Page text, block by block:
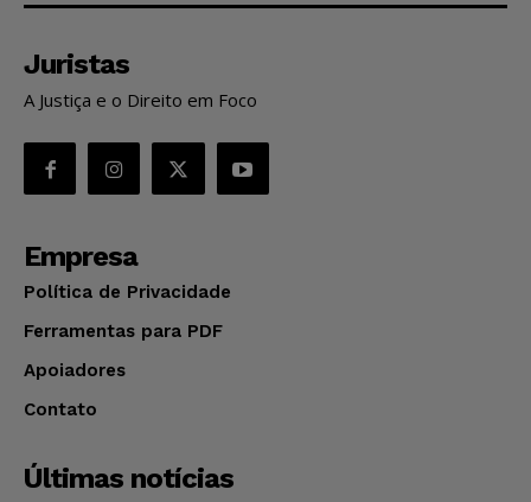
Juristas
A Justiça e o Direito em Foco
Empresa
Política de Privacidade
Ferramentas para PDF
Apoiadores
Contato
Últimas notícias